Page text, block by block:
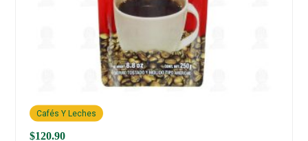
$120.90
Cafés Y Leches